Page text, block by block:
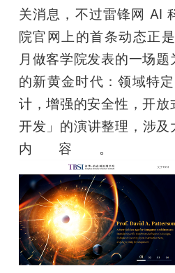
关消息，不过雷锋网 AI
院官网上的首条动态正
月做客学院发表的一场
的新黄金时代：领域特
计，增强的安全性，开
开发」的演讲整理，涉
内容。